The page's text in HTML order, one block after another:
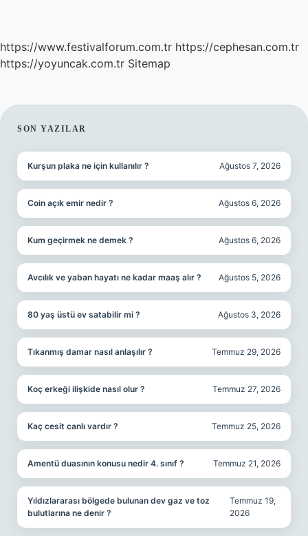
https://www.festivalforum.com.tr https://cephesan.com.tr
https://yoyuncak.com.tr Sitemap
SIDEBAR
SON YAZILAR
Kurşun plaka ne için kullanılır ? Ağustos 7, 2026
Coin açık emir nedir ? Ağustos 6, 2026
Kum geçirmek ne demek ? Ağustos 6, 2026
Avcılık ve yaban hayatı ne kadar maaş alır ? Ağustos 5, 2026
80 yaş üstü ev satabilir mi ? Ağustos 3, 2026
Tıkanmış damar nasıl anlaşılır ? Temmuz 29, 2026
Koç erkeği ilişkide nasıl olur ? Temmuz 27, 2026
Kaç cesit canlı vardır ? Temmuz 25, 2026
Amentü duasının konusu nedir 4. sınıf ? Temmuz 21, 2026
Yıldızlararası bölgede bulunan dev gaz ve toz
bulutlarına ne denir ?
Temmuz 19,
2026